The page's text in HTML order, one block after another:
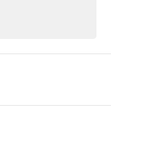
2 stk heltre